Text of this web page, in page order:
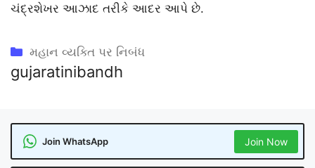
ચંદ્રશેખર આઝાદ તરીકે આદર આપે છે.
Categories
મહાન વ્યક્તિ પર નિબંધ
gujaratinibandh
Join WhatsApp Join Now